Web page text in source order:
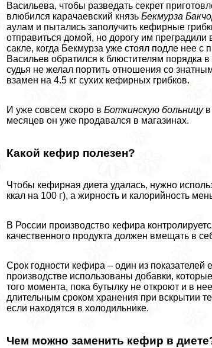
Васильева, чтобы разведать секрет
влюбился карачаевский князьБекмурза
аулам и пытались заполучить кефирные
отправиться домой, но дорогу им
сакле, когда Бекмурза уже стоял подле нее
Васильев обратился к блюстителям
судья не желал портить отношения со
взамен на 4.5 кг сухих кефирных грибков.
И уже совсем скоро вБоткинскую больницув
месяцев он уже продавался в магазинах.
Какой кефир полезен?
Чтобы кефирная диета удалась, нужно
ккал на 100 г), а жирность и калорийность
В России производство кефира
качественного продукта должен вмещать в
Срок годности кефира – один из показателей
производстве использованы добавки,
того момента, пока бутылку не откроют и в
длительным сроком хранения при вскрытии
если находятся в холодильнике.
Чем можно заменить кефир в